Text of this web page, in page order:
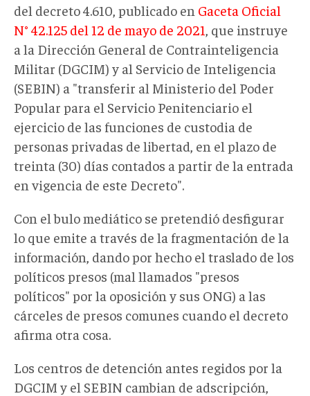
del decreto 4.610, publicado en Gaceta Oficial
N° 42.125 del 12 de mayo de 2021 , que instruye
a la Dirección General de Contrainteligencia
Militar (DGCIM) y al Servicio de Inteligencia
(SEBIN) a "transferir al Ministerio del Poder
Popular para el Servicio Penitenciario el
ejercicio de las funciones de custodia de
personas privadas de libertad, en el plazo de
treinta (30) días contados a partir de la entrada
en vigencia de este Decreto".
Con el bulo mediático se pretendió desfigurar
lo que emite a través de la fragmentación de la
información, dando por hecho el traslado de los
políticos presos (mal llamados "presos
políticos" por la oposición y sus ONG) a las
cárceles de presos comunes cuando el decreto
afirma otra cosa.
Los centros de detención antes regidos por la
DGCIM y el SEBIN cambian de adscripción,